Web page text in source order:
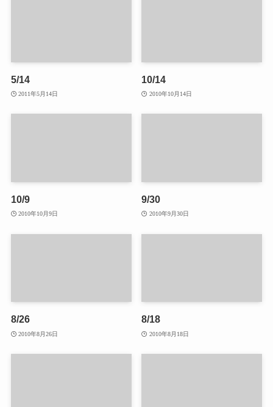
5/14
2011年5月14日
10/14
2010年10月14日
10/9
2010年10月9日
9/30
2010年9月30日
8/26
2010年8月26日
8/18
2010年8月18日